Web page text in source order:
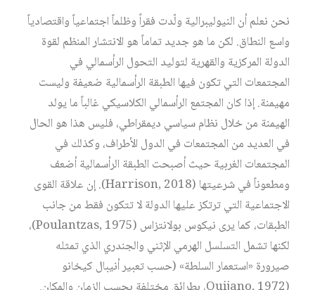
نحن نعلم أن النيوليبرالية ولّدت فقراً وظلماً اجتماعياً واقتصادياً
واسع النطاق. لكن ما هو جديد تماماً هو الانتشار المنظم لقوة
الدولة المركزية والقهرية لتوليد التحول الرأسمالي في
المجتمعات التي تكون فيها الطبقة الرأسمالية ضعيفة وليست
مهيمنة. إذا كان المجتمع الرأسمالي الكلاسيكي غالباً ما يولد
الهيمنة من خلال نظام سياسي ديمقراطي، فليس هذا هو الحال
في العديد من المجتمعات في الدول الأطراف، وكذلك في
المجتمعات الغربية حيث أصبحت الطبقة الرأسمالية أضعف
ومطعوناً في شرعيتها (Harrison, 2018). إن علاقة القوى
الاجتماعية التي ترتكز عليها الدولة لا تتكون فقط من جانب
الطبقات، كما يرى نيكوس بولانتزاس (Poulantzas, 1975)،
لكنها تشمل التسلسل الهرمي الإثني والجندري الذي تمثله
صيرورة «استعمار السلطة» (حسب تعبير أنيبال كيخانو